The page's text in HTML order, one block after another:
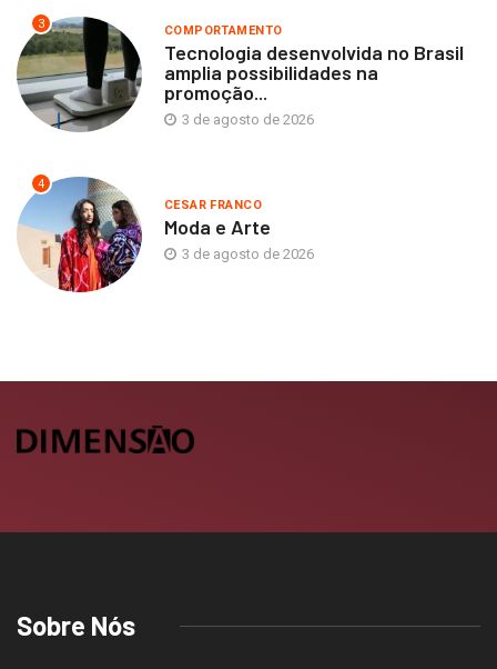
3 COMPORTAMENTO
Tecnologia desenvolvida no Brasil
amplia possibilidades na
promoção...
3 de agosto de 2026
4
CESAR FRANCO
Moda e Arte
3 de agosto de 2026
Sobre Nós